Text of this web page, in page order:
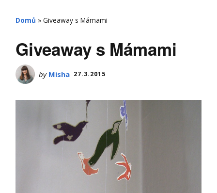
Domů » Giveaway s Mámami
Giveaway s Mámami
by Misha 27.3.2015